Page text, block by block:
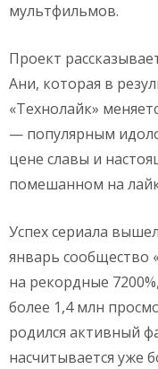
мультфильмов.
Проект
Ани, которая в
«Технолайк»
— популярным
цене славы и
помешанном на
Успех сериала
январь сообщество
на рекордные
более 1,4 млн
родился активный
насчитывается уже